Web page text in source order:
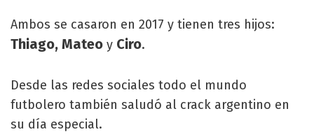
Ambos se casaron en 2017 y tienen tres hijos:
Thiago, Mateo y Ciro.
Desde las redes sociales todo el mundo
futbolero también saludó al crack argentino en
su día especial.